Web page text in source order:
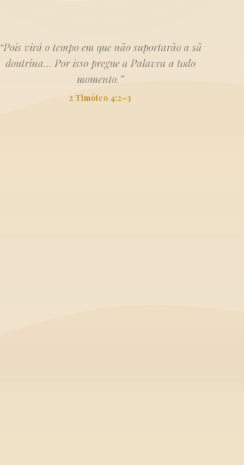
“Pois virá o tempo em que não suportarão a sã
doutrina… Por isso pregue a Palavra a todo
momento.”
2 Timóteo 4:2–3